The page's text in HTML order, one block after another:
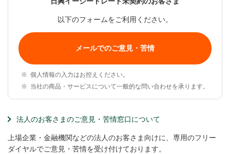
以下のフォームをご利用ください。
メールでのご意見・苦情
※ 個人情報の入力はお控えください。
※ 当社の商品・サービスについて一般的な問い合わせを承ります。
法人のお客さまのご意見・苦情窓口について
上場企業・金融機関などの法人のお客さま向けに、専用のフリー
ダイヤルでご意見・苦情を受け付けております。